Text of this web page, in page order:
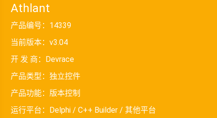
Athlant
产品编号： 14339
当前版本：v3.04
开 发 商： Devrace
产品类型：独立控件
产品功能： 版本控制
运行平台： Delphi / C++ Builder / 其他平台